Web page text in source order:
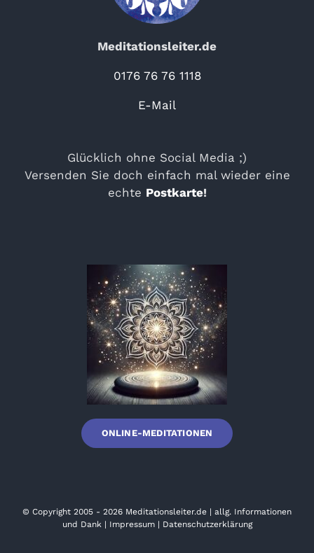
Meditationsleiter.de
0176 76 76 1118
E-Mail
Glücklich ohne Social Media ;)
Versenden Sie doch einfach mal wieder eine
echte Postkarte!
ONLINE-MEDITATIONEN
© Copyright 2005 - 2026 Meditationsleiter.de | allg. Informationen
und Dank| Impressum| Datenschutzerklärung